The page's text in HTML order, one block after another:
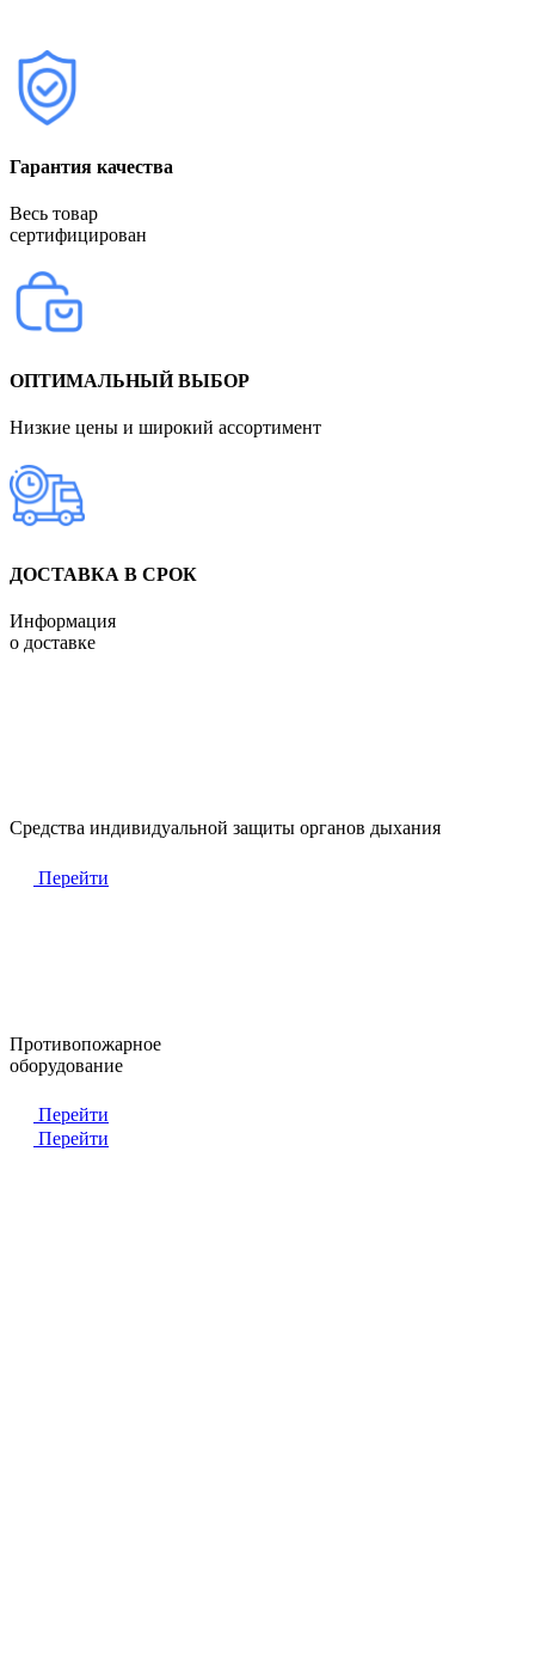
Гарантия качества
Весь товар
сертифицирован
ОПТИМАЛЬНЫЙ ВЫБОР
Низкие цены и широкий ассортимент
ДОСТАВКА В СРОК
Информация
о доставке
Средства индивидуальной защиты органов дыхания
Перейти
Противопожарное
оборудование
Перейти
Перейти